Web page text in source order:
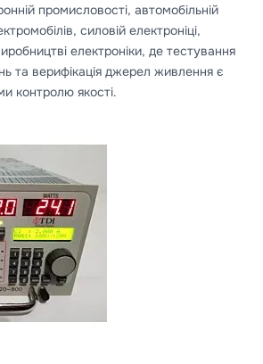
промисловості, автомобільній
силовій електроніці,
електроніки, де тестування
та верифікація джерел живлення є
контролю якості.